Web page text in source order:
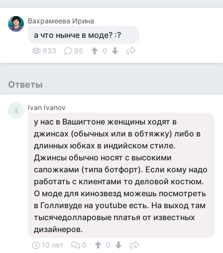
Вахрамеева Ирина
а что нынче в моде? :?
633 95 0
Ответы
II Ivan Ivanov
у нас в Вашигтоне женщины ходят в
джинсах (обычных или в обтяжку) либо в
длинных юбках в индийском стиле.
Джинсы обычно носят с высокими
сапожками (типа ботфорт). Если кому надо
работать с клиентами то деловой костюм.
О моде для кинозвезд можешь посмотреть
в Голливуде на youtube есть. На выход там
тысячедолларовые платья от известных
дизайнеров.
10 лет 0 0